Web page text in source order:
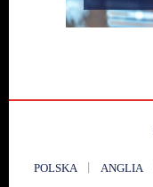
POLSKA ANGLIA